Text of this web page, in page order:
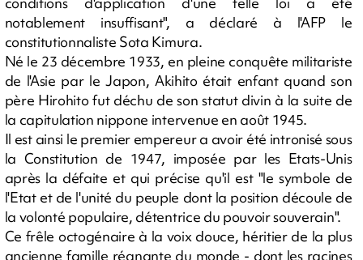
notablement insuffisant", a déclaré à l'AFP le
constitutionnaliste Sota Kimura.
Né le 23 décembre 1933, en pleine conquête militariste
de l'Asie par le Japon, Akihito était enfant quand son
père Hirohito fut déchu de son statut divin à la suite de
la capitulation nippone intervenue en août 1945.
Il est ainsi le premier empereur a avoir été intronisé sous
la Constitution de 1947, imposée par les Etats-Unis
après la défaite et qui précise qu'il est "le symbole de
l'Etat et de l'unité du peuple dont la position découle de
la volonté populaire, détentrice du pouvoir souverain".
Ce frêle octogénaire à la voix douce, héritier de la plus
ancienne famille régnante du monde - dont les racines